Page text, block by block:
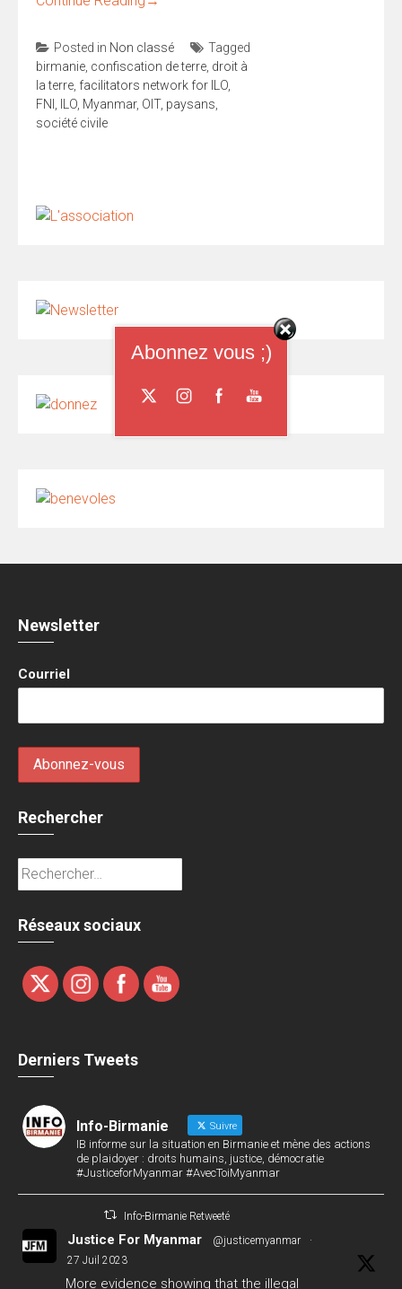
Posted in Non classé
Tagged
birmanie, confiscation de terre, droit à
la terre, facilitators network for ILO,
FNI , ILO, Myanmar, OIT, paysans,
société civile
Newsletter
Courriel
Rechercher
Rechercher :
Réseaux sociaux
Derniers Tweets
Info-Birmanie Suivre
IB informe sur la situation en Birmanie et mène des actions
de plaidoyer : droits humains, justice, démocratie
#JusticeforMyanmar #AvecToiMyanmar
Info-Birmanie Retweeté
Justice For Myanmar @justicemyanmar
·
27 Juil 2023
More evidence showing that the illegal
Abonnez vous ;)